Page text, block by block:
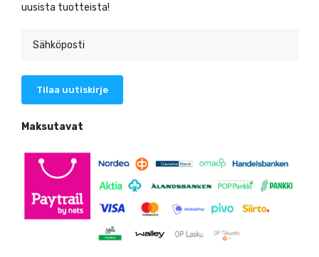
uusista tuotteista!
Maksutavat